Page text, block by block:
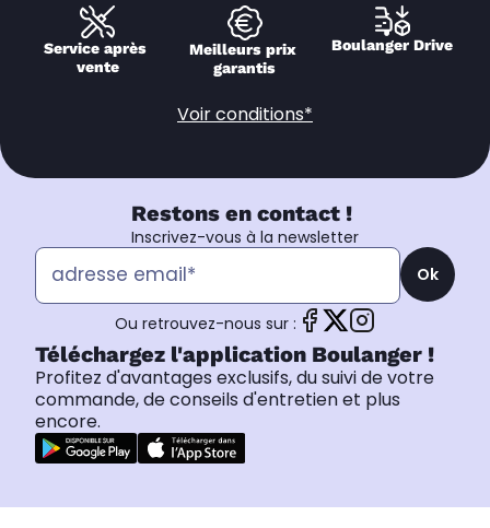
Service après
vente
Meilleurs prix
garantis
Boulanger Drive
Voir conditions*
Restons en contact !
Inscrivez-vous à la newsletter
Ok
Ou retrouvez-nous sur :
Téléchargez l'application Boulanger !
Profitez d'avantages exclusifs, du suivi de votre
commande, de conseils d'entretien et plus
encore.